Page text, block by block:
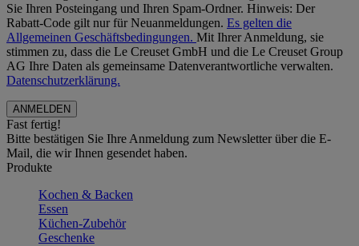
Sie Ihren Posteingang und Ihren Spam-Ordner. Hinweis: Der
Rabatt-Code gilt nur für Neuanmeldungen. Es gelten die
Allgemeinen Geschäftsbedingungen. Mit Ihrer Anmeldung, sie
stimmen zu, dass die Le Creuset GmbH und die Le Creuset Group
AG Ihre Daten als gemeinsame Datenverantwortliche verwalten.
Datenschutzerklärung.
Fast fertig!
Bitte bestätigen Sie Ihre Anmeldung zum Newsletter über die E-
Mail, die wir Ihnen gesendet haben.
Produkte
Kochen & Backen
Essen
Küchen-Zubehör
Geschenke